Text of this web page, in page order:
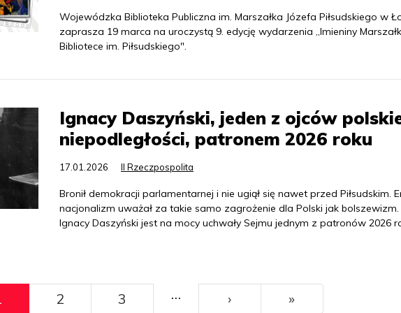
Wojewódzka Biblioteka Publiczna im. Marszałka Józefa Piłsudskiego w
zaprasza 19 marca na uroczystą 9. edycję wydarzenia „Imieniny
Bibliotece im. Piłsudskiego".
Ignacy Daszyński, jeden z ojców
niepodległości, patronem 2026 roku
17.01.2026 II Rzeczpospolita
Bronił demokracji parlamentarnej i nie ugiął się nawet przed Piłsudskim.
nacjonalizm uważał za takie samo zagrożenie dla Polski jak bolszewizm.
Ignacy Daszyński jest na mocy uchwały Sejmu jednym z patronów 2026
2 3 … ››› »Ostatni